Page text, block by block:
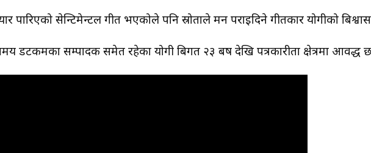
पारिएको सेन्टिमेन्टल गीत भएकोले पनि स्रोताले मन पराईदिने गीतकार योगीको
डटकमका सम्पादक समेत रहेका योगी बिगत २३ बर्ष देखि पत्रकारीता क्षेत्रमा आवद्ध